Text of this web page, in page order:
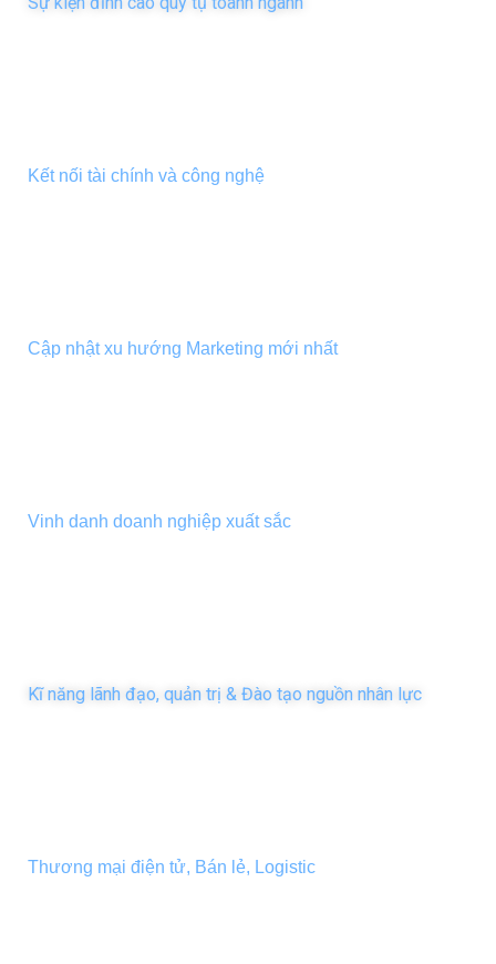
Kết nối tài chính và công nghệ
Cập nhật xu hướng Marketing mới nhất
Vinh danh doanh nghiệp xuất sắc
Kĩ năng lãnh đạo, quản trị & Đào tạo nguồn nhân lực
Thương mại điện tử, Bán lẻ, Logistic